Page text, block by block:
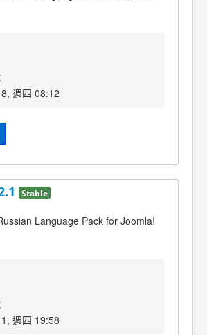
週四 08:12
Stable
Language Pack for Joomla!
週四 19:58